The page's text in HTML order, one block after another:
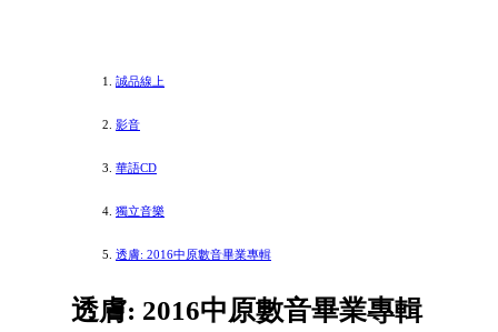
誠品線上
影音
華語CD
獨立音樂
透膚: 2016中原數音畢業專輯
透膚: 2016中原數音畢業專輯